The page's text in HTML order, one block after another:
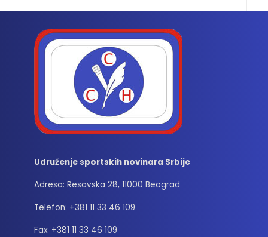
Udruženje sportskih novinara Srbije
Adresa: Resavska 28, 11000 Beograd
Telefon: +381 11 33 46 109
Fax: +381 11 33 46 109